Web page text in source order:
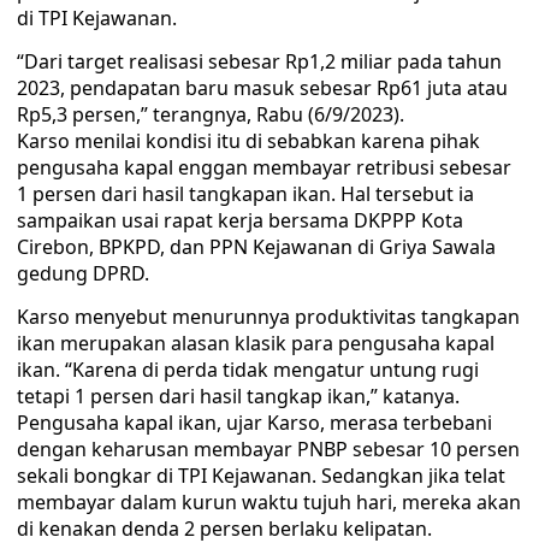
di TPI Kejawanan.
“Dari target realisasi sebesar Rp1,2 miliar pada tahun
2023, pendapatan baru masuk sebesar Rp61 juta atau
Rp5,3 persen,” terangnya, Rabu (6/9/2023).
Karso menilai kondisi itu di sebabkan karena pihak
pengusaha kapal enggan membayar retribusi sebesar
1 persen dari hasil tangkapan ikan. Hal tersebut ia
sampaikan usai rapat kerja bersama DKPPP Kota
Cirebon, BPKPD, dan PPN Kejawanan di Griya Sawala
gedung DPRD.
Karso menyebut menurunnya produktivitas tangkapan
ikan merupakan alasan klasik para pengusaha kapal
ikan. “Karena di perda tidak mengatur untung rugi
tetapi 1 persen dari hasil tangkap ikan,” katanya.
Pengusaha kapal ikan, ujar Karso, merasa terbebani
dengan keharusan membayar PNBP sebesar 10 persen
sekali bongkar di TPI Kejawanan. Sedangkan jika telat
membayar dalam kurun waktu tujuh hari, mereka akan
di kenakan denda 2 persen berlaku kelipatan.